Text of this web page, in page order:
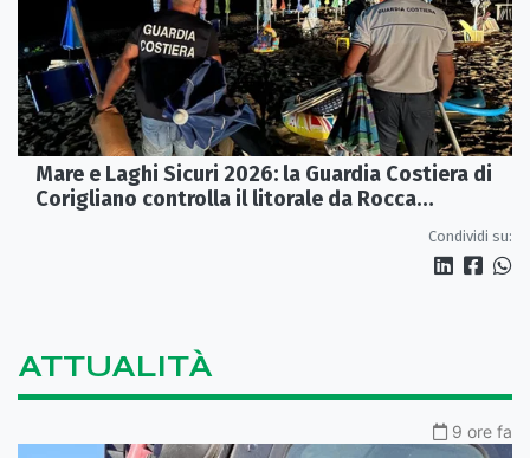
Mare e Laghi Sicuri 2026: la Guardia Costiera di
Corigliano controlla il litorale da Rocca
Condividi su:
ATTUALITÀ
9 ore fa